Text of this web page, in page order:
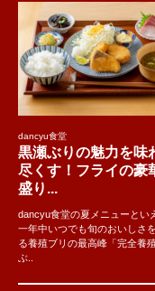
dancyu食堂
黒瀬ぶりの魅力を味
尽くす！フライの豪
盛り...
dancyu食堂の夏メニューとい
一年中いつでも旬のおいしさ
る養殖ブリの最高峰「完全養
ぶ..